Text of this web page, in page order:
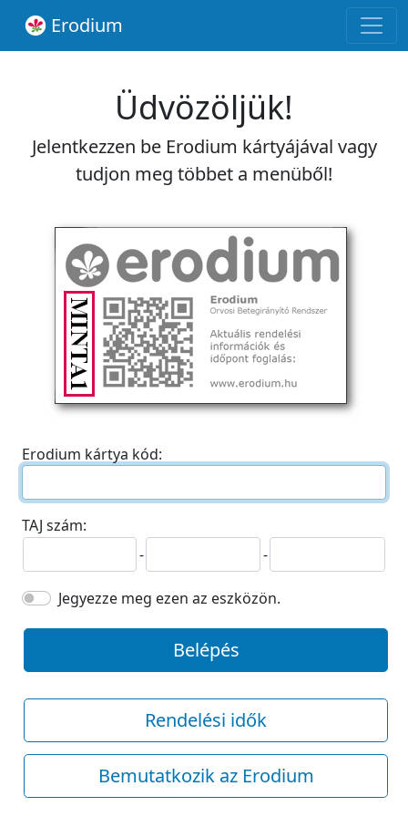
Erodium
Üdvözöljük!
Jelentkezzen be Erodium kártyájával vagy
tudjon meg többet a menüből!
Erodium kártya kód:
TAJ szám:
-
-
Jegyezze meg ezen az eszközön.
Belépés
Rendelési idők
Bemutatkozik az Erodium